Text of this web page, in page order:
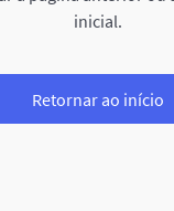
inicial.
Retornar ao início